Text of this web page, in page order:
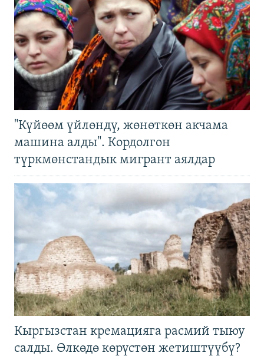
"Күйөөм үйлөндү, жөнөткөн акчама
машина алды". Кордолгон
түркмөнстандык мигрант аялдар
Кыргызстан кремацияга расмий тыюу
салды. Өлкөдө көрүстөн жетиштүүбү?